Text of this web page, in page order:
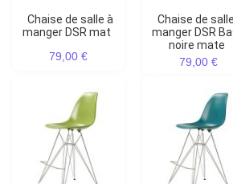
Chaise de salle à
manger DSR mat
79,00 €
Chaise de salle à
manger DSR
noire mate
79,00 €